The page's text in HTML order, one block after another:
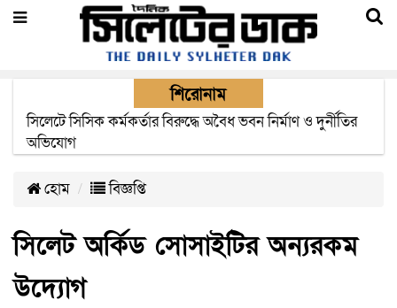
শিরোনাম
২২ ঘণ্টা পর ত্রুটি সেরে জেদ্দার উদ্দেশ্যে ছাড়লো বিমানের ফ্লাইট
হোম বিজ্ঞপ্তি
সিলেট অর্কিড সোসাইটির অন্যরকম
উদ্যোগ